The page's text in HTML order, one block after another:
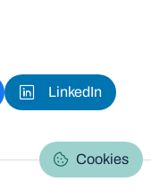
LinkedIn
Cookies